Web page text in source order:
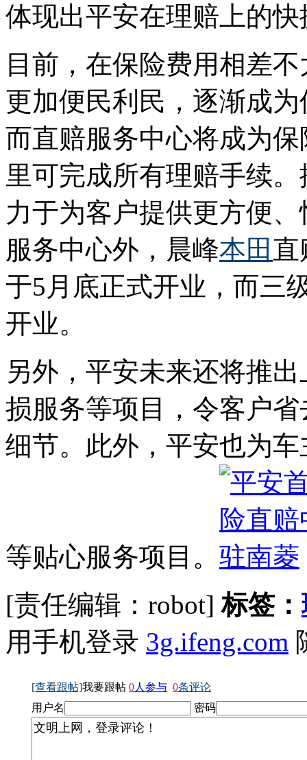
体现出平安在理赔上的
目前，在保险费用相差
更加便民利民，逐渐成
而直赔服务中心将成为
里可完成所有理赔手续
力于为客户提供更方便
服务中心外，晨峰本田 直
于5月底正式开业，而三
开业。
另外，平安未来还将推
损服务等项目，令客户
细节。此外，平安也为
等贴心服务项目。
[责任编辑：robot]标签：
用手机登录 3g.ifeng.com
[查看跟帖]我要跟帖 0人参与 0条评论
用户名
密码